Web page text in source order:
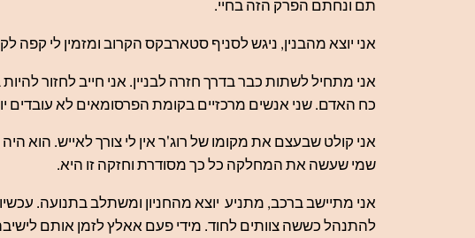
תם ונחתם הפרק הזה בחיי.
אני יוצא מהבנין, ניגש לסניף סטארבקס הקרוב ומזמין לי
אני מתחיל לשתות כבר בדרך חזרה לבניין. אני חייב לחזור
כח האדם. שני אנשים מרכזיים בקומת הפרסומאים לא עובדים
אני קולט שבעצם את מקומו של רוג'ר אין לי צורך לאייש.
שמי שעשה את המחלקה כל כך מסודרת וחזקה זו היא.
אני מתיישב ברכב, מתניע יוצא מהחניון ומשתלב בתנועה.
להתנהל כששה צוותים לחוד. מידי פעם אאלץ לזמן אותם